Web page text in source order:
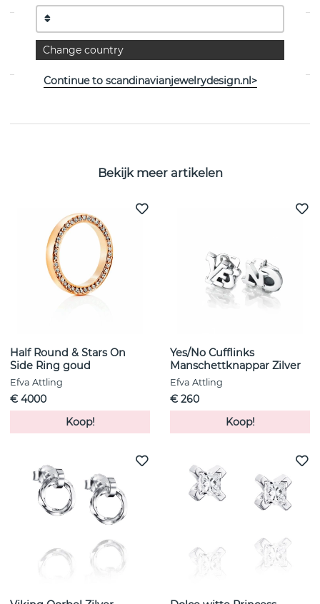
PRODUCTOMSCHRIJVING
van het Zweedse Efva Attling
Bekijk meer artikelen
Half Round & Stars On
Side Ring goud
Efva Attling
€ 4000
Koop!
Yes/No Cufflinks
Manschettknappar Zilver
Efva Attling
€ 260
Koop!
Change country
Continue to scandinavianjewelrydesign.nl>